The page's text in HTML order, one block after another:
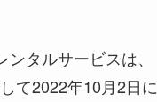
タルサービスは、
て2022年10月2日に